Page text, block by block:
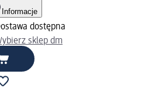
Informacje
dostępna
sklep dm